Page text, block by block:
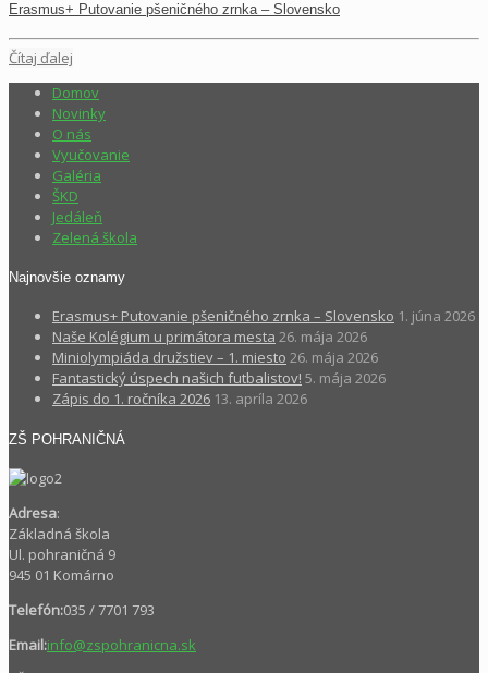
Erasmus+ Putovanie pšeničného zrnka – Slovensko
Čítaj ďalej
Domov
Novinky
O nás
Vyučovanie
Galéria
ŠKD
Jedáleň
Zelená škola
Najnovšie oznamy
Erasmus+ Putovanie pšeničného zrnka – Slovensko 1. júna 2026
Naše Kolégium u primátora mesta 26. mája 2026
Miniolympiáda družstiev – 1. miesto 26. mája 2026
Fantastický úspech našich futbalistov! 5. mája 2026
Zápis do 1. ročníka 2026 13. apríla 2026
ZŠ POHRANIČNÁ
Adresa:
Základná škola
Ul. pohraničná 9
945 01 Komárno
Telefón:035 / 7701 793
Email:info@zspohranicna.sk